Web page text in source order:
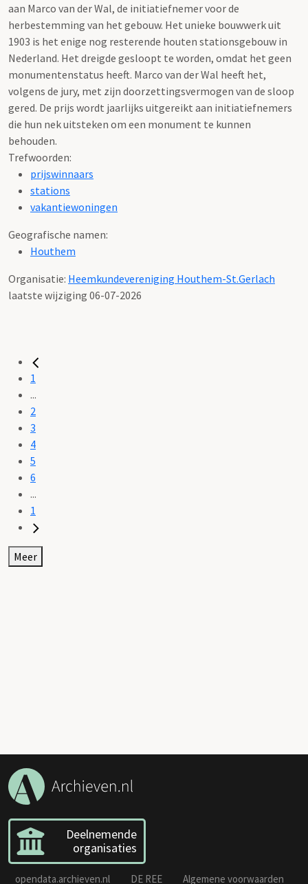
aan Marco van der Wal, de initiatiefnemer voor de
herbestemming van het gebouw. Het unieke bouwwerk uit
1903 is het enige nog resterende houten stationsgebouw in
Nederland. Het dreigde gesloopt te worden, omdat het geen
monumentenstatus heeft. Marco van der Wal heeft het,
volgens de jury, met zijn doorzettingsvermogen van de sloop
gered. De prijs wordt jaarlijks uitgereikt aan initiatiefnemers
die hun nek uitsteken om een monument te kunnen
behouden.
Trefwoorden:
prijswinnaars
stations
vakantiewoningen
Geografische namen:
Houthem
Organisatie: Heemkundevereniging Houthem-St.Gerlach
laatste wijziging 06-07-2026
1
...
2
3
4
5
6
...
1
Meer
Deelnemende
organisaties
opendata.archieven.nl DE REE Algemene voorwaarden